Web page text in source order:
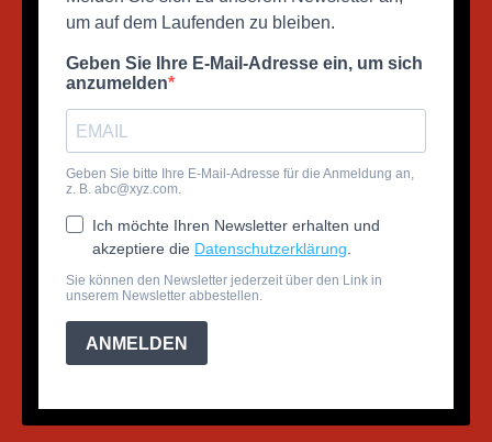
um auf dem Laufenden zu bleiben.
Geben Sie Ihre E-Mail-Adresse ein, um sich
anzumelden
Geben Sie bitte Ihre E-Mail-Adresse für die Anmeldung an,
z. B. abc@xyz.com.
Ich möchte Ihren Newsletter erhalten und
akzeptiere die Datenschutzerklärung
Sie können den Newsletter jederzeit über den Link in
unserem Newsletter abbestellen.
ANMELDEN